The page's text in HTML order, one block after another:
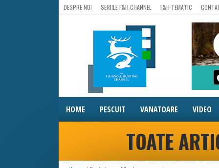
DESPRE NOI SERIILE F&H CHANNEL F&H TEMATIC
HOME PESCUIT VANATOARE VIDEO
TOATE